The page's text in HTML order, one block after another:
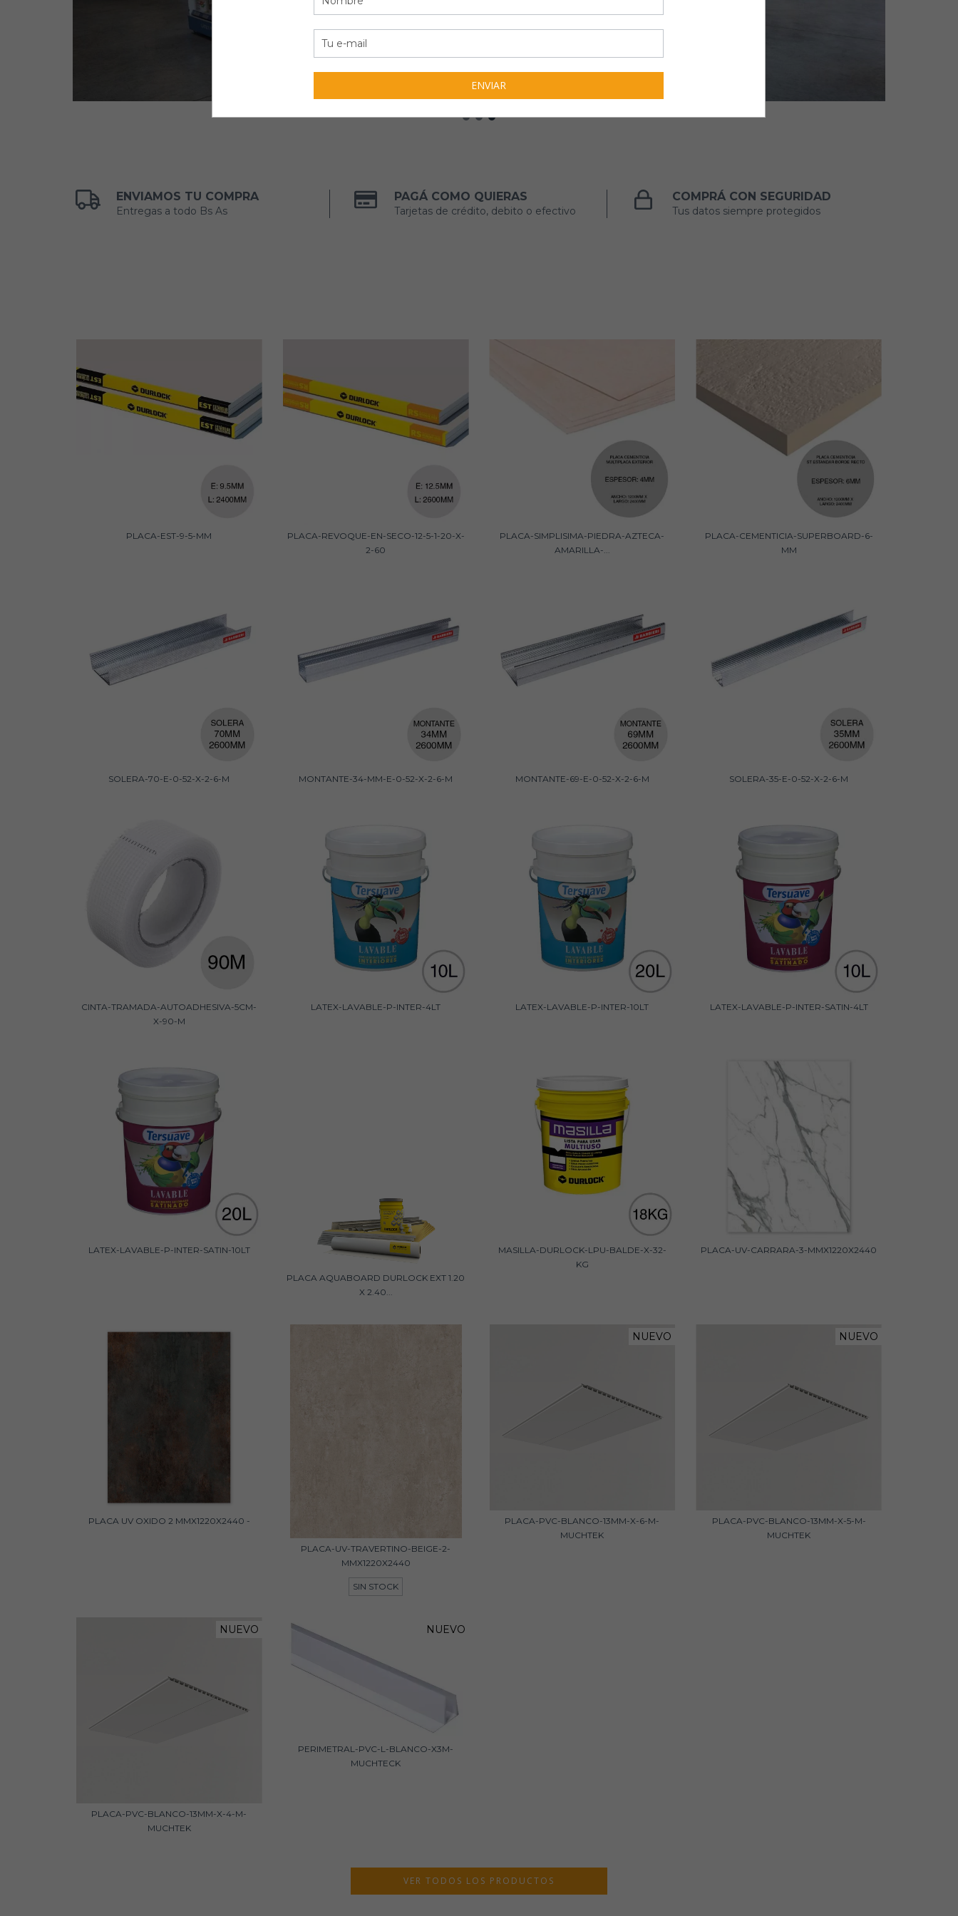
ENVIAMOS TU COMPRA
Entregas a todo Bs As
PAGÁ COMO QUIERAS
Tarjetas de crédito, debito o efectivo
COMPRÁ CON SEGURIDAD
Tus datos siempre protegidos
PLACA-EST-9-5-MM
PLACA-REVOQUE-EN-SECO-12-5-1-20-X-
2-60
PLACA-SIMPLISIMA-PIEDRA-AZTECA-
AMARILLA-...
PLACA-CEMENTICIA-SUPERBOARD-6-
MM
SOLERA-70-E-0-52-X-2-6-M MONTANTE-34-MM-E-0-52-X-2-6-M MONTANTE-69-E-0-52-X-2-6-M SOLERA-35-E-0-52-X-2-6-M
CINTA-TRAMADA-AUTOADHESIVA-5CM-
X-90-M
LATEX-LAVABLE-P-INTER-4LT LATEX-LAVABLE-P-INTER-10LT LATEX-LAVABLE-P-INTER-SATIN-4LT
LATEX-LAVABLE-P-INTER-SATIN-10LT
PLACA AQUABOARD DURLOCK EXT 1.20
X 2.40...
MASILLA-DURLOCK-LPU-BALDE-X-32-
KG
PLACA-UV-CARRARA-3-MMX1220X2440
PLACA UV OXIDO 2 MMX1220X2440 -
PLACA-UV-TRAVERTINO-BEIGE-2-
MMX1220X2440
SIN STOCK
NUEVO
PLACA-PVC-BLANCO-13MM-X-6-M-
MUCHTEK
NUEVO
PLACA-PVC-BLANCO-13MM-X-5-M-
MUCHTEK
NUEVO
PLACA-PVC-BLANCO-13MM-X-4-M-
MUCHTEK
NUEVO
PERIMETRAL-PVC-L-BLANCO-X3M-
MUCHTECK
VER TODOS LOS PRODUCTOS